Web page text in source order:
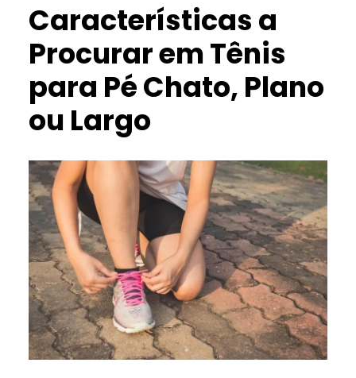
Características a
Procurar em Tênis
para Pé Chato, Plano
ou Largo